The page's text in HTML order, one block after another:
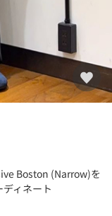
Boston (Narrow)を
ディネート